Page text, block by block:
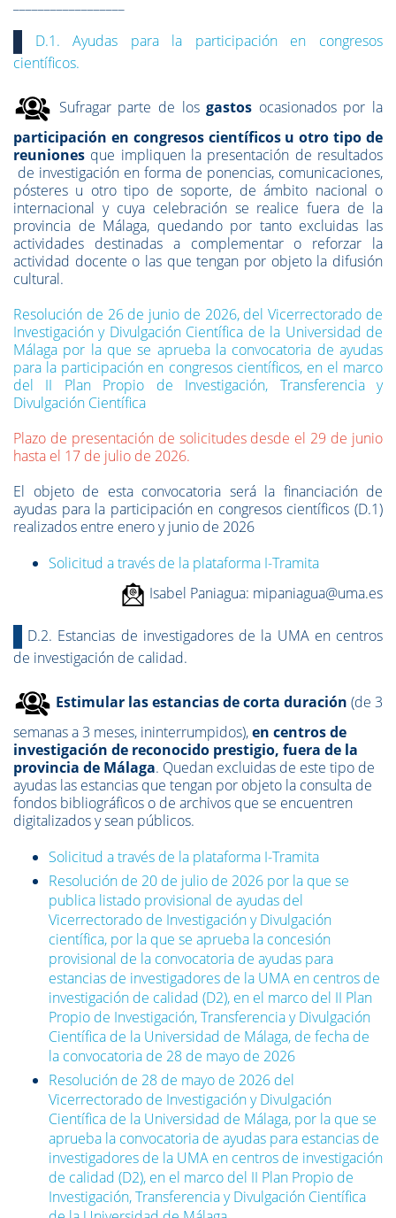
D.1. Ayudas para la participación en congresos
científicos.
Sufragar parte de losgastos ocasionados por la
participación en congresos científicos u otro tipo de
reuniones que impliquen la presentación de resultados
de investigación en forma de ponencias, comunicaciones,
pósteres u otro tipo de soporte, de ámbito nacional o
internacional y cuya celebración se realice fuera de la
provincia de Málaga, quedando por tanto excluidas las
actividades destinadas a complementar o reforzar la
actividad docente o las que tengan por objeto la difusión
cultural.
Resolución de 26 de junio de 2026, del Vicerrectorado de
Investigación y Divulgación Científica de la Universidad de
Málaga por la que se aprueba la convocatoria de ayudas
para la participación en congresos científicos, en el marco
del II Plan Propio de Investigación, Transferencia y
Divulgación Científica
Plazo de presentación de solicitudes desde el 29 de junio
hasta el 17 de julio de 2026.
El objeto de esta convocatoria será la financiación de
ayudas para la participación en congresos científicos (D.1)
realizados entre enero y junio de 2026
Solicitud a través de la plataforma I-Tramita
Isabel Paniagua: mipaniagua@uma.es
D.2. Estancias de investigadores de la UMA en centros
de investigación de calidad.
Estimular las estancias de corta duración (de 3
semanas a 3 meses, ininterrumpidos),en centros de
investigación de reconocido prestigio, fuera de la
provincia de Málaga. Quedan excluidas de este tipo de
ayudas las estancias que tengan por objeto la consulta de
fondos bibliográficos o de archivos que se encuentren
digitalizados y sean públicos.
Solicitud a través de la plataforma I-Tramita
Resolución de 20 de julio de 2026 por la que se
publica listado provisional de ayudas del
Vicerrectorado de Investigación y Divulgación
científica, por la que se aprueba la concesión
provisional de la convocatoria de ayudas para
estancias de investigadores de la UMA en centros de
investigación de calidad (D2), en el marco del II Plan
Propio de Investigación, Transferencia y Divulgación
Científica de la Universidad de Málaga, de fecha de
la convocatoria de 28 de mayo de 2026
Resolución de 28 de mayo de 2026 del
Vicerrectorado de Investigación y Divulgación
Científica de la Universidad de Málaga, por la que se
aprueba la convocatoria de ayudas para estancias de
investigadores de la UMA en centros de investigación
de calidad (D2), en el marco del II Plan Propio de
Investigación, Transferencia y Divulgación Científica